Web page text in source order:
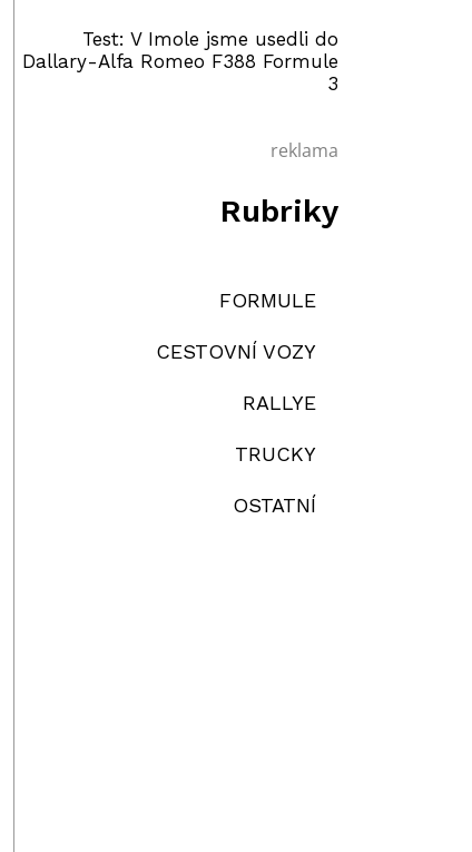
Test: V Imole jsme usedli do
Dallary-Alfa Romeo F388 Formule
3
reklama
Rubriky
FORMULE
CESTOVNÍ VOZY
RALLYE
TRUCKY
OSTATNÍ